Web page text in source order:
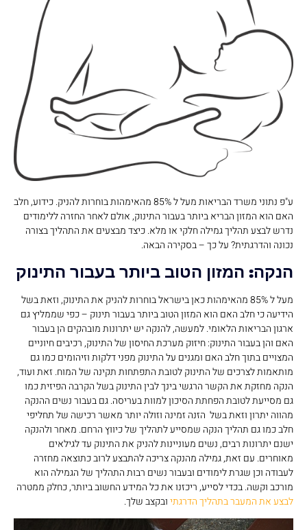
ע"פ נתוני משרד הבריאות מעל ל 85% מהאימהות בוחרות להניק. כידוע, חלב
האם הוא המזון הבריא ביותר בעבור התינוק, אולם לאחר החזרה ללימודים
נדרש לבצע תהליך גמילה חלקי או מלא. כיצד מבצעים את התהליך בצורה
נכונה והדרגתית? על כך – בסקירה הבאה.
הנקה: המזון הטוב ביותר בעבור התינוק
מעל ל 85% מהאימהות כאן בישראל בוחרות להניק את התינוק, וזאת בשל
הידיעה כי חלב האם הוא המזון הטוב ביותר בעבור תינוק – כפי שממליץ גם
ארגון הבריאות הלאומי. למעשה, להנקה יש יתרונות מובהקים הן בעבור
האם והן בעבור התינוק: חיזוק מערכת החיסון של התינוק, רכיבים חיוניים
המצויים בתוך חלב האם ומגנים על התינוק מפני דלקות וזיהומים כמו גם
מותאמות לצרכים של התינוק לטובת התפתחות תקינה של המוח. זאת ועוד,
הנקה מחזקת את הקשר הרגשי בינך לבין התינוק בשל הקרבה הפיזית כמו
גם מסייעת לטובת הפחתת הסיכון למוות בעריסה. גם בעבור נשים ההנקה
מהווה יתרון וזאת בשל הזנה זמינה וזולה יותר מאשר רכישה של תחליפי
חלב כמו גם תהליך הנקה שמסייע לתהליך של כיווץ הרחם. מאחר ולהנקה
ישנם יתרונות רבים, נשים מעוניינות להניק את התינוק עד לגילאים
מאוחרים. עם זאת, גמילה מהנקה צריכה להתבצע לרוב כתוצאה מחזרה
לעבודה וכן שגרת לימודים ובעבור נשים רבות התהליך של הגמילה הוא
מורכב וקשה. בכדי לסייע, ריכזנו את כל המידע החשוב ביותר, כחלק ממטרה
לבצע את המעבר בתהליך הדרגתיובקצב שלך.